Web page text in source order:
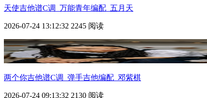
天使吉他谱C调_万能青年编配_五月天
2026-07-24 13:12:32 2245 阅读
两个你吉他谱C调_弹手吉他编配_邓紫棋
2026-07-24 09:13:32 2130 阅读